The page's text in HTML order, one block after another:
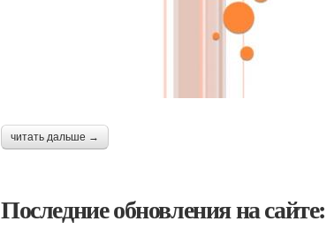
читать дальше →
Последние обновления на сайте: